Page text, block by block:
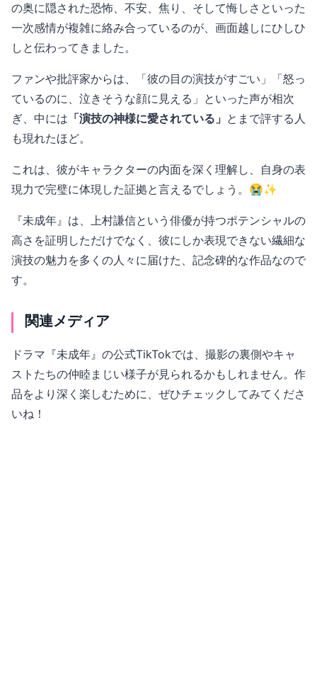
の奥に隠された恐怖、不安、焦り、そして悔しさといった
一次感情が複雑に絡み合っているのが、画面越しにひしひ
しと伝わってきました。
ファンや批評家からは、「彼の目の演技がすごい」「怒っ
ているのに、泣きそうな顔に見える」といった声が相次
ぎ、中には 「演技の神様に愛されている」 とまで評する人
も現れたほど。
これは、彼がキャラクターの内面を深く理解し、自身の表
現力で完璧に体現した証拠と言えるでしょう。😭✨
『未成年』は、上村謙信という俳優が持つポテンシャルの
高さを証明しただけでなく、彼にしか表現できない繊細な
演技の魅力を多くの人々に届けた、記念碑的な作品なので
す。
関連メディア
ドラマ『未成年』の公式TikTokでは、撮影の裏側やキャ
ストたちの仲睦まじい様子が見られるかもしれません。作
品をより深く楽しむために、ぜひチェックしてみてくださ
いね！